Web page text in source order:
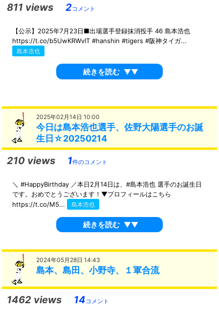
811 views 2コメント
【公示】2025年7月23日■出場選手登録抹消投手 46 島本浩也
https://t.co/b5UwKRWvIT #hanshin #tigers #阪神タイガ...
島本浩也
続きを読む ▼▼
2025年02月14日 10:00
今日は島本浩也選手、佐野大陽選手のお誕
生日☆20250214
210 views 1件のコメント
＼ #HappyBirthday ／本日2月14日は、#島本浩也 選手のお誕生日
です。おめでとうございます！▼プロフィールはこちら
https://t.co/M5...
島本浩也
続きを読む ▼▼
2024年05月28日 14:43
島本、島田、小野寺、１軍合流
1462 views 14コメント